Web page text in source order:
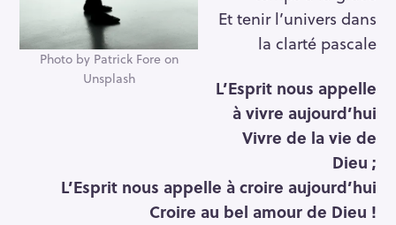
Photo by Patrick Fore on
Unsplash
Et tenir l’univers dans
la clarté pascale
L’Esprit nous appelle
à vivre aujourd’hui
Vivre de la vie de
Dieu ;
L’Esprit nous appelle à croire aujourd’hui
Croire au bel amour de Dieu !